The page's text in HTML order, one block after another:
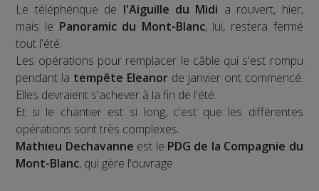
Le téléphérique de l'Aiguille du Midi a rouvert, hier,
mais le Panoramic du Mont-Blanc, lui, restera fermé
tout l'été.
Les opérations pour remplacer le câble qui s'est rompu
pendant la tempête Eleanor de janvier ont commencé.
Elles devraient s'achever à la fin de l'été.
Et si le chantier est si long, c'est que les différentes
opérations sont très complexes.
Mathieu Dechavanne est le PDG de la Compagnie du
Mont-Blanc, qui gère l'ouvrage.